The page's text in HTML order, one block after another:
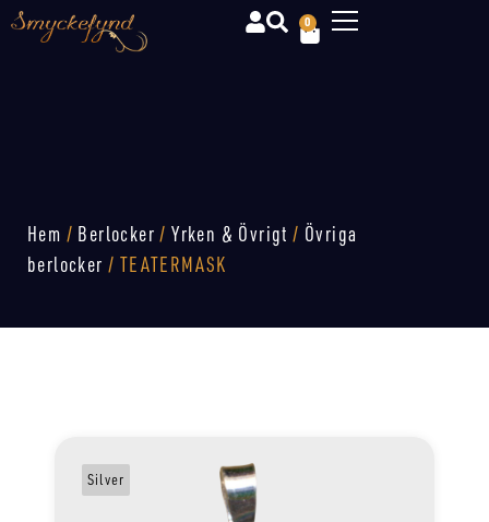
0
Hem / Berlocker /Yrken & Övrigt / Övriga
berlocker / TEATERMASK
Silver